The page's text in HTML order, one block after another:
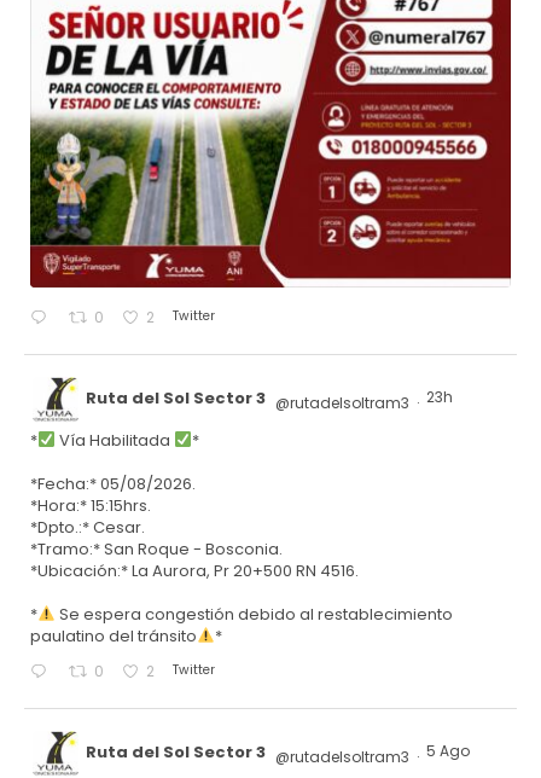
0 2 Twitter
Ruta del Sol Sector 3 @rutadelsoltram3 · 23h
* Vía Habilitada
*
*Fecha:* 05/08/2026.
*Hora:* 15:15hrs.
*Dpto.:* Cesar.
*Tramo:* San Roque - Bosconia.
*Ubicación:* La Aurora, Pr 20+500 RN 4516.
*
Se espera congestión debido al restablecimiento
paulatino del tránsito
*
0 2 Twitter
Ruta del Sol Sector 3 @rutadelsoltram3 · 5 Ago